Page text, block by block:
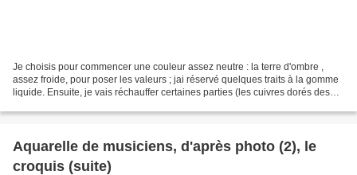
Je choisis pour commencer une couleur assez neutre : la terre d'ombre ,
assez froide, pour poser les valeurs ; jai réservé quelques traits à la gomme
liquide. Ensuite, je vais réchauffer certaines parties (les cuivres dorés des
Aquarelle de musiciens, d'après photo (2), le
croquis (suite)